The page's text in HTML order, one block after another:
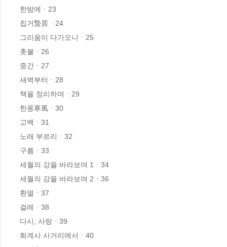
한밤에ㆍ23
칩거蟄居ㆍ24
그리움이 다가오니ㆍ25
촛불ㆍ26
중간ㆍ27
새벽부터ㆍ28
책을 정리하며ㆍ29
한풍寒風ㆍ30
고백ㆍ31
노래 부르리ㆍ32
구름ㆍ33
세월의 강을 바라보며 1ㆍ34
세월의 강을 바라보며 2ㆍ36
환멸ㆍ37
걸레ㆍ38
다시, 사랑ㆍ39
화계사 사거리에서ㆍ40